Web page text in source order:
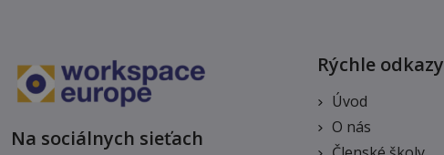
Na sociálnych sieťach
Rýchle odkazy
Úvod
O nás